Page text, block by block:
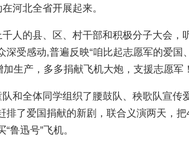
河北全省开展起来。
人的县、区、村干部和积极分子大会，
深受感动,普遍反映“咱比起志愿军的爱国
加生产，多多捐献飞机大炮，支援志愿军
和全体同学组织了腰鼓队、秧歌队宣传
排了爱国捐献的新剧，联合义演两天，
鲁迅号”飞机。